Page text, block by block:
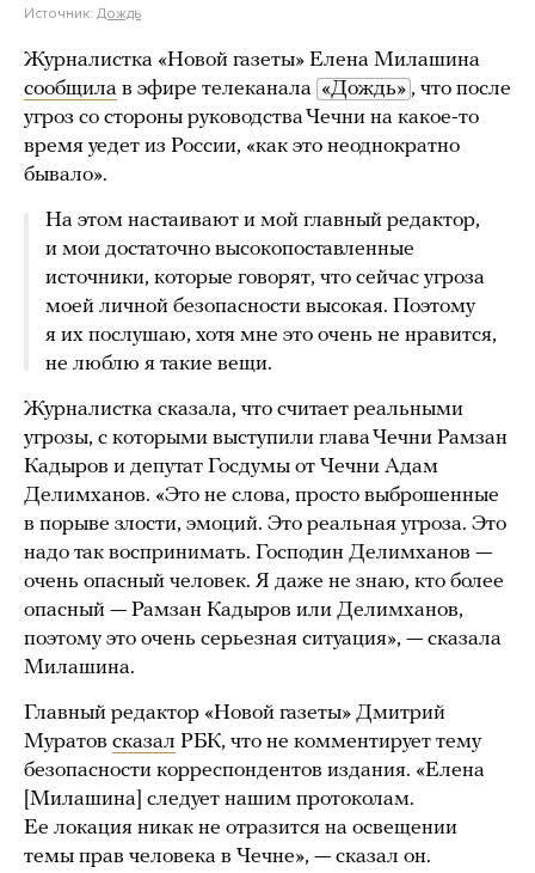
Источник: Дождь
Журналистка «Новой газеты» Елена Милашина
сообщила в эфире телеканала «Дождь» , что после
угроз со стороны руководства Чечни на какое-то
время уедет из России, «как это неоднократно
бывало».
На этом настаивают и мой главный редактор,
и мои достаточно высокопоставленные
источники, которые говорят, что сейчас угроза
моей личной безопасности высокая. Поэтому
я их послушаю, хотя мне это очень не нравится,
не люблю я такие вещи.
Журналистка сказала, что считает реальными
угрозы, с которыми выступили глава Чечни Рамзан
Кадыров и депутат Госдумы от Чечни Адам
Делимханов. «Это не слова, просто выброшенные
в порыве злости, эмоций. Это реальная угроза. Это
надо так воспринимать. Господин Делимханов —
очень опасный человек. Я даже не знаю, кто более
опасный — Рамзан Кадыров или Делимханов,
поэтому это очень серьезная ситуация», — сказала
Милашина.
Главный редактор «Новой газеты» Дмитрий
Муратов сказал РБК, что не комментирует тему
безопасности корреспондентов издания. «Елена
[Милашина] следует нашим протоколам.
Ее локация никак не отразится на освещении
темы прав человека в Чечне», — сказал он.